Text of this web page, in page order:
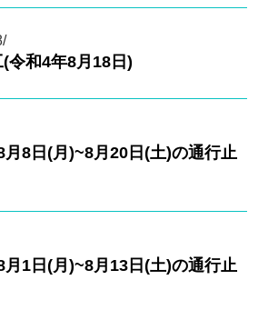
令和4年8月18日)
月8日(月)~8月20日(土)の通行止
月1日(月)~8月13日(土)の通行止